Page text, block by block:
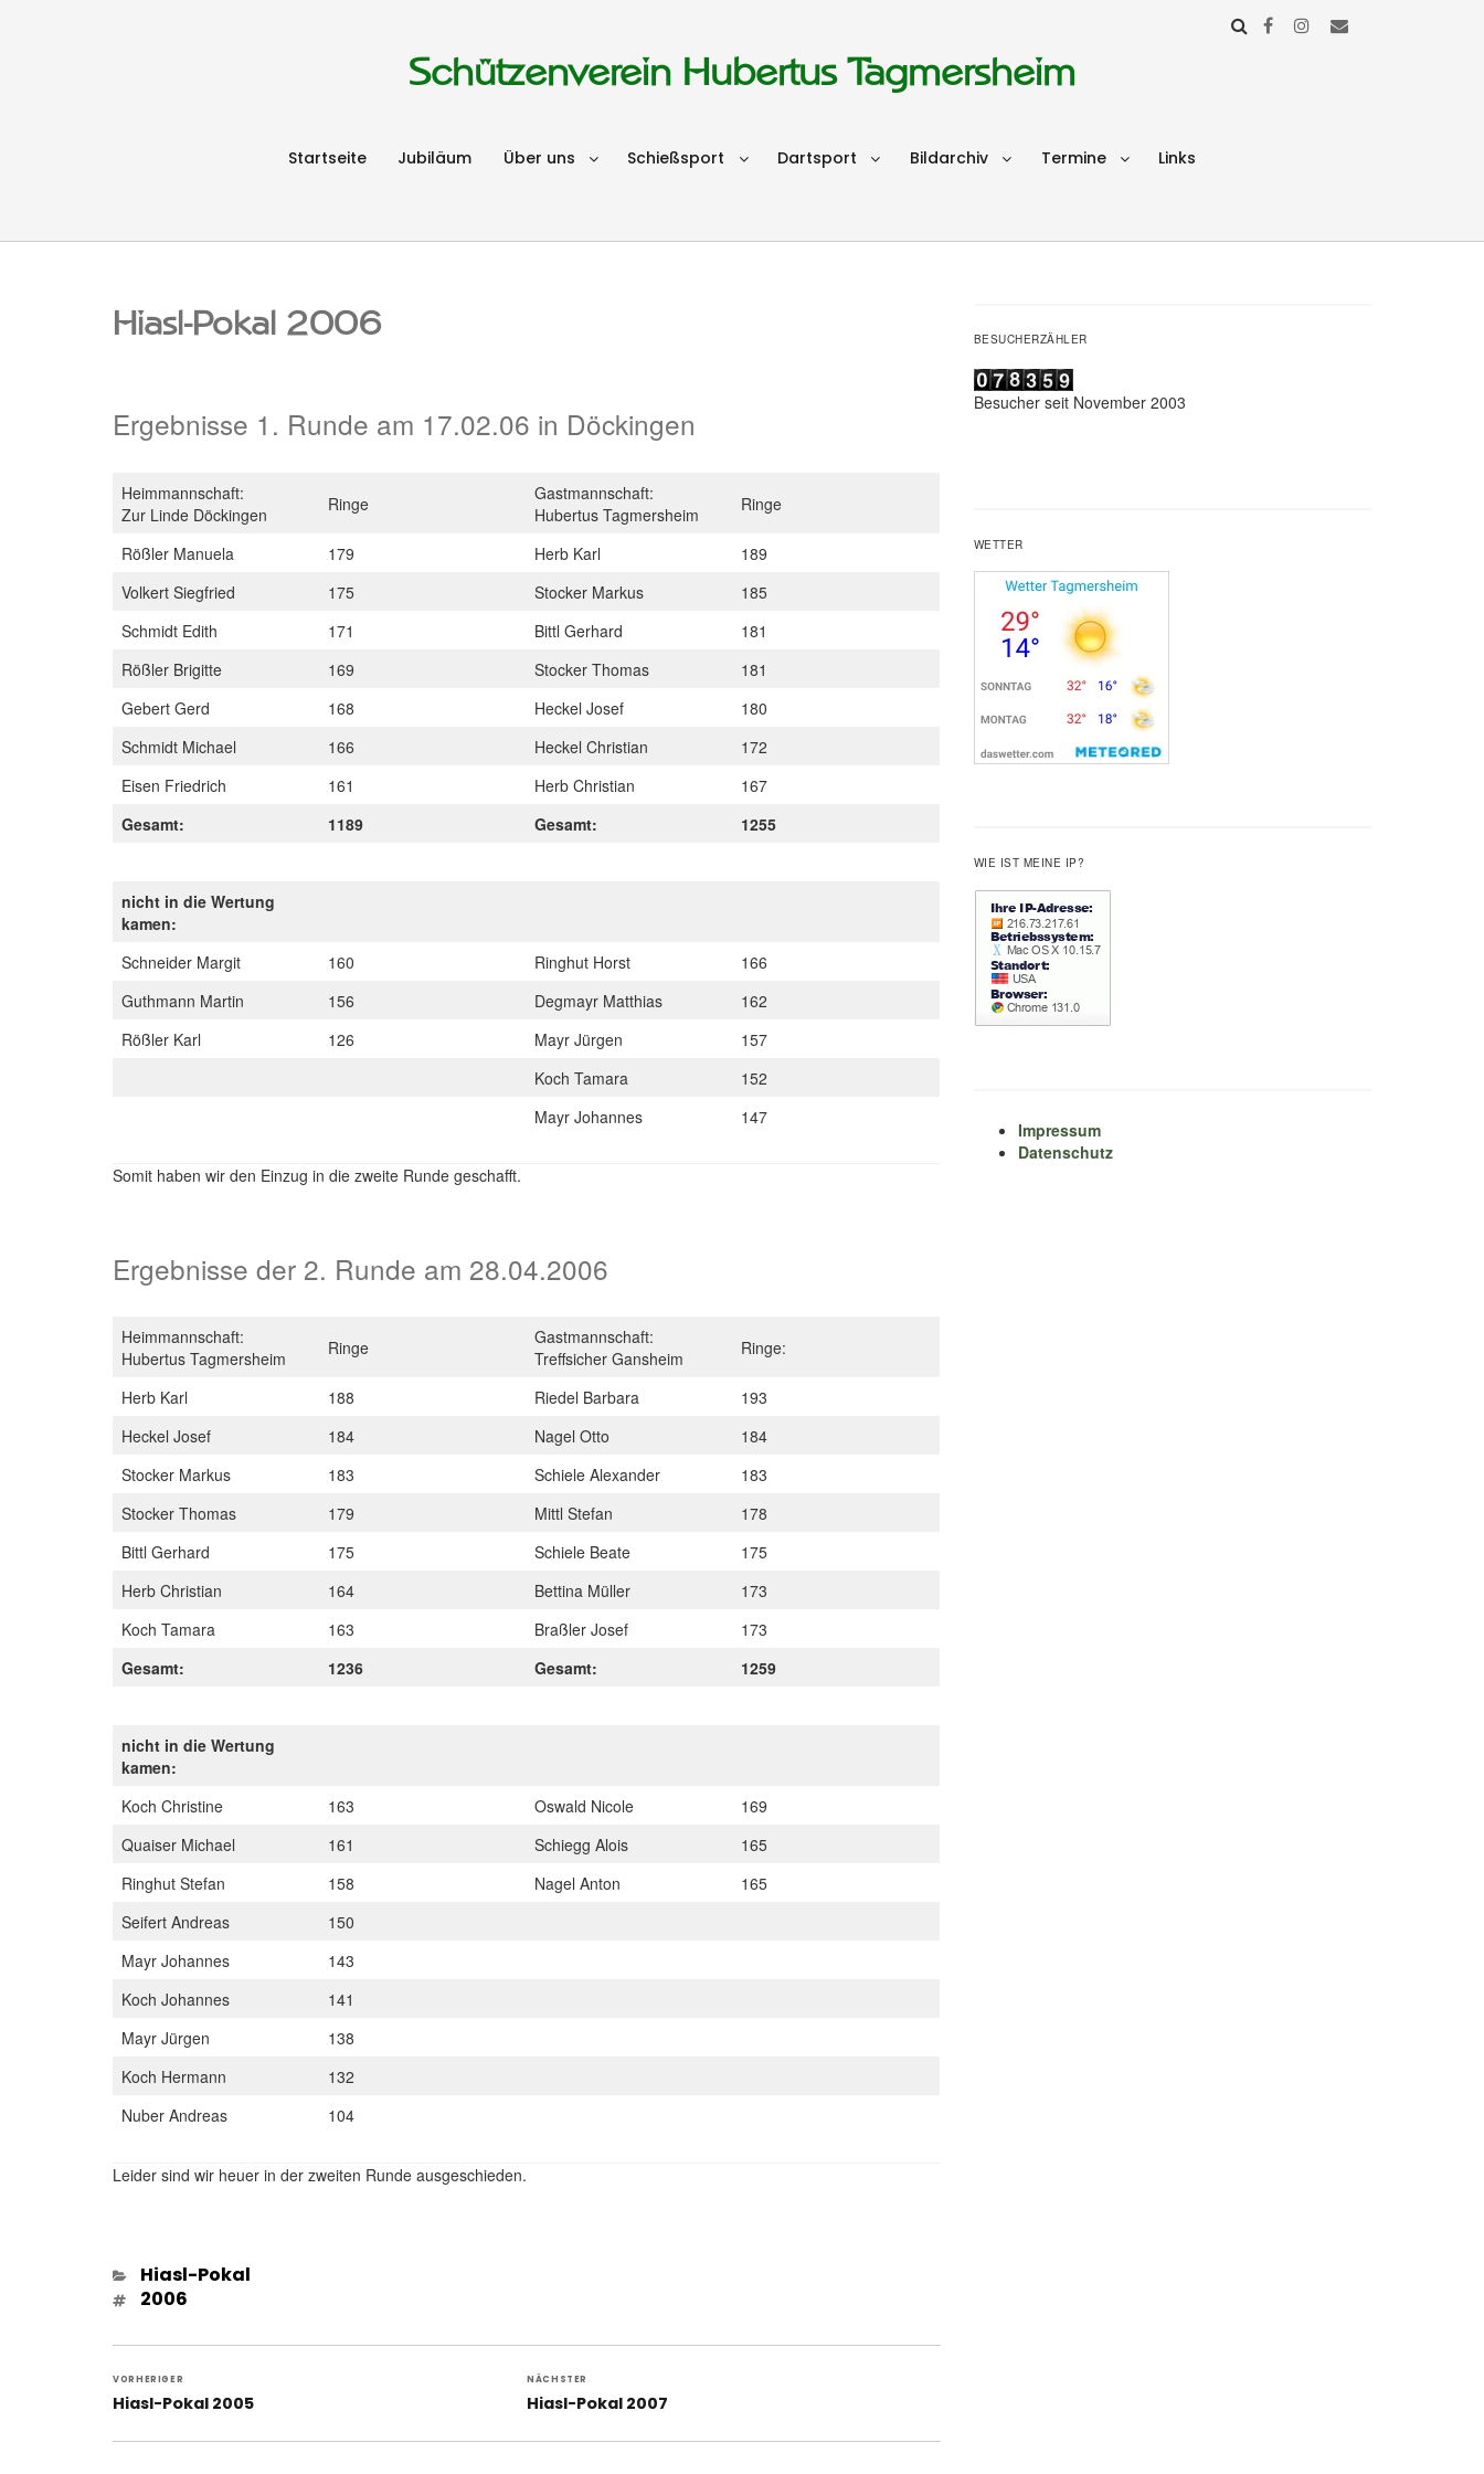
Schützenverein Hubertus Tagmersheim
Startseite Jubiläum Über uns Schießsport Dartsport Bildarchiv Termine Links
Hiasl-Pokal 2006
Ergebnisse 1. Runde am 17.02.06 in Döckingen
Heimmannschaft:
Zur Linde Döckingen
Ringe
Gastmannschaft:
Hubertus Tagmersheim
Ringe
Rößler Manuela 179 Herb Karl
189
Volkert Siegfried
175 Stocker Markus
185
Schmidt Edith
171 Bittl Gerhard
181
Rößler Brigitte
169 Stocker Thomas
181
Gebert Gerd
168 Heckel Josef
180
Schmidt Michael
166 Heckel Christian
172
Eisen Friedrich
161 Herb Christian
167
Gesamt:
1189 Gesamt: 1255
nicht in die Wertung
kamen:
Schneider Margit
160 Ringhut Horst
166
Guthmann Martin
156 Degmayr Matthias
162
Rößler Karl
126 Mayr Jürgen
157
Koch Tamara
152
Mayr Johannes
147
Somit haben wir den Einzug in die zweite Runde geschafft.
Ergebnisse der 2. Runde am 28.04.2006
Heimmannschaft:
Hubertus Tagmersheim
Ringe
Gastmannschaft:
Treffsicher Gansheim
Ringe:
Herb Karl 188 Riedel Barbara
193
Heckel Josef
184 Nagel Otto
184
Stocker Markus
183 Schiele Alexander
183
Stocker Thomas
179 Mittl Stefan
178
Bittl Gerhard
175 Schiele Beate
175
Herb Christian
164 Bettina Müller
173
Koch Tamara
163 Braßler Josef
173
Gesamt:
1236 Gesamt: 1259
nicht in die Wertung
kamen:
Koch Christine
163 Oswald Nicole
169
Quaiser Michael
161 Schiegg Alois
165
Ringhut Stefan
158 Nagel Anton
165
Seifert Andreas
150
Mayr Johannes
143
Koch Johannes
141
Mayr Jürgen
138
Koch Hermann
132
Nuber Andreas
104
Leider sind wir heuer in der zweiten Runde ausgeschieden.
Kategorien
Hiasl-Pokal
Schlagwörter
2006
VORHERIGER
Vorheriger
Hiasl-Pokal 2005
NÄCHSTER
Nächster
Hiasl-Pokal 2007
BESUCHERZÄHLER
Besucher seit November 2003
WETTER
WIE IST MEINE IP?
Impressum
Datenschutz